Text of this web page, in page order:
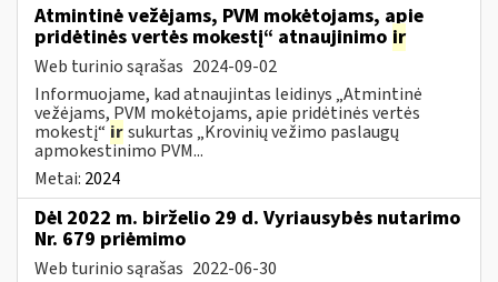
Atmintinė vežėjams, PVM mokėtojams, apie
pridėtinės vertės mokestį“ atnaujinimo ir
Web turinio sąrašas 2024-09-02
Informuojame, kad atnaujintas leidinys „Atmintinė
vežėjams, PVM mokėtojams, apie pridėtinės vertės
mokestį“ irsukurtas „Krovinių vežimo paslaugų
apmokestinimo PVM...
Metai: 2024
Dėl 2022 m. birželio 29 d. Vyriausybės nutarimo
Nr. 679 priėmimo
Web turinio sąrašas 2022-06-30